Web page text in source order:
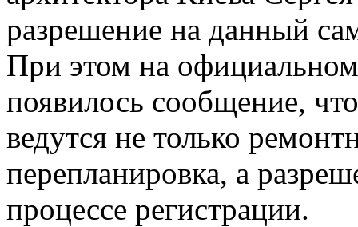
разрешение на данный
При этом на
появилось сообщение,
ведутся не только
перепланировка, а
процессе регистрации.